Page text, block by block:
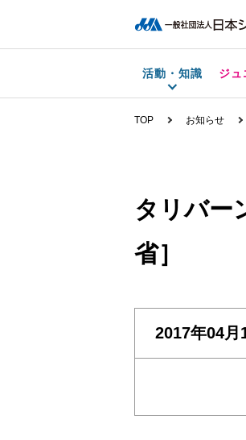
活動・知識 ジュ
TOP お知らせ
タリバー
省］
2017年04月